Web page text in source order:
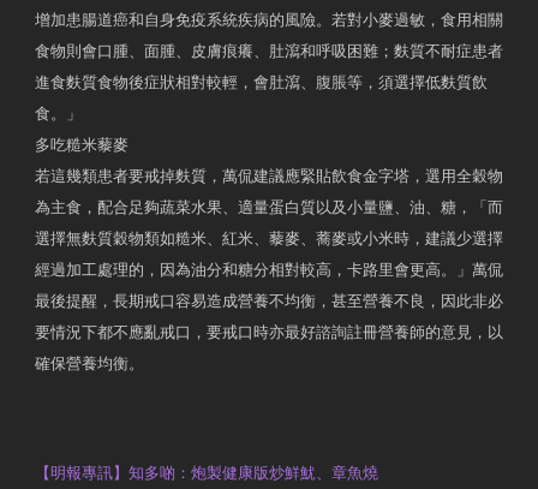
增加患腸道癌和自身免疫系統疾病的風險。若對小麥過敏，食用相關
食物則會口腫、面腫、皮膚痕癢、肚瀉和呼吸困難；麩質不耐症患者
進食麩質食物後症狀相對較輕，會肚瀉、腹脹等，須選擇低麩質飲
食。」
多吃糙米藜麥
若這幾類患者要戒掉麩質，萬侃建議應緊貼飲食金字塔，選用全穀物
為主食，配合足夠蔬菜水果、適量蛋白質以及小量鹽、油、糖，「而
選擇無麩質穀物類如糙米、紅米、藜麥、蕎麥或小米時，建議少選擇
經過加工處理的，因為油分和糖分相對較高，卡路里會更高。」萬侃
最後提醒，長期戒口容易造成營養不均衡，甚至營養不良，因此非必
要情況下都不應亂戒口，要戒口時亦最好諮詢註冊營養師的意見，以
確保營養均衡。
【明報專訊】知多啲：炮製健康版炒鮮魷、章魚燒